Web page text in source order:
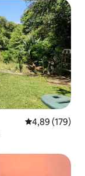
Vidutinis
4,89 (179)